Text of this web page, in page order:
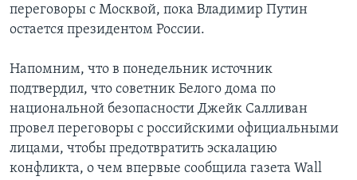
переговоры с Москвой, пока Владимир Путин
остается президентом России.
Напомним, что в понедельник источник
подтвердил, что советник Белого дома по
национальной безопасности Джейк Салливан
провел переговоры с российскими официальными
лицами, чтобы предотвратить эскалацию
конфликта, о чем впервые сообщила газета Wall